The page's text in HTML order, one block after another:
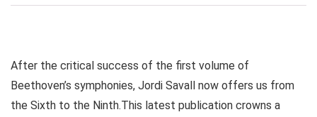
After the critical success of the first volume of
Beethoven’s symphonies, Jordi Savall now offers us from
the Sixth to the Ninth.This latest publication crowns a